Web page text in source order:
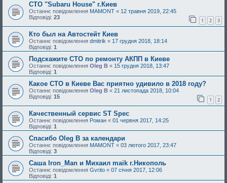
СТО "Subaru House" г.Киев
Останнє повідомлення MAMONT « 12 травня 2019, 22:45
Відповіді: 23 1 2 3
Кто был на Автостейт Киев
Останнє повідомлення dmitrik « 17 грудня 2018, 18:14
Відповіді: 1
Подскажите СТО по ремонту АКПП в Киеве
Останнє повідомлення Oleg B « 15 грудня 2018, 13:47
Відповіді: 1
Какое СТО в Киеве Вас приятно удивило в 2018 году?
Останнє повідомлення Oleg B « 21 листопада 2018, 10:04
Відповіді: 15 1 2
Качественный сервис ST Spec
Останнє повідомлення Роман « 01 червня 2017, 14:25
Відповіді: 1
Спасибо Oleg B за календари
Останнє повідомлення MAMONT « 03 лютого 2017, 23:47
Відповіді: 3
Саша Iron_Man и Михаил maik г.Никополь
Останнє повідомлення Gvrito « 07 січня 2017, 12:06
Відповіді: 1